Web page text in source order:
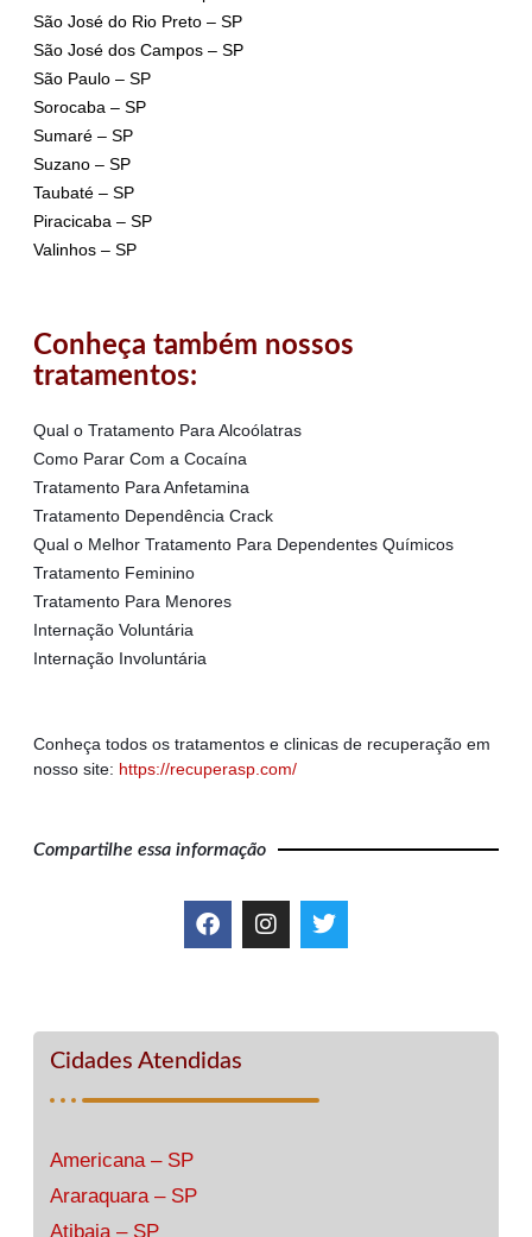
São José do Rio Preto – SP
São José dos Campos – SP
São Paulo – SP
Sorocaba – SP
Sumaré – SP
Suzano – SP
Taubaté – SP
Piracicaba – SP
Valinhos – SP
Conheça também nossos
tratamentos:
Qual o Tratamento Para Alcoólatras
Como Parar Com a Cocaína
Tratamento Para Anfetamina
Tratamento Dependência Crack
Qual o Melhor Tratamento Para Dependentes Químicos
Tratamento Feminino
Tratamento Para Menores
Internação Voluntária
Internação Involuntária
Conheça todos os tratamentos e clinicas de recuperação em
nosso site: https://recuperasp.com/
Compartilhe essa informação
Cidades Atendidas
Americana – SP
Araraquara – SP
Atibaia – SP